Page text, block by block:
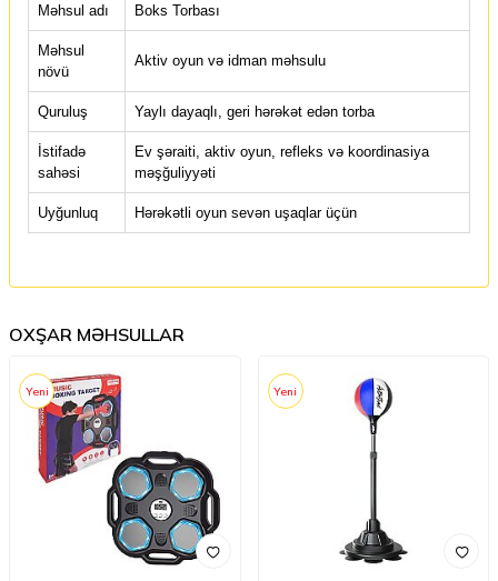
Məhsul adı Boks Torbası
Məhsul
növü
Aktiv oyun və idman məhsulu
Quruluş Yaylı dayaqlı, geri hərəkət edən torba
İstifadə
sahəsi
Ev şəraiti, aktiv oyun, refleks və koordinasiya
məşğuliyyəti
Uyğunluq Hərəkətli oyun sevən uşaqlar üçün
OXŞAR MƏHSULLAR
Yeni Yeni